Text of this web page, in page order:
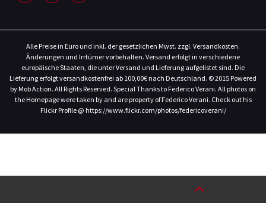
Alle Preise in Euro und inkl. der gesetzlichen Mwst. zzgl. Versandkosten.
Änderungen und Irrtümer vorbehalten. Versand erfolgt in verschiedene
europäische Staaten, die unter Versand und Lieferung aufgelistet sind. Die
Lieferung erfolgt versandkostenfrei ab 100,00€ nach Deutschland. © 2015 Powered
by Mob Action. All Rights Reserved. Special Thanks to Federico Verani. All photos on
the Homepage were taken by and are property of Federico Verani. Check out his
Flickr Profile @ https://www.flickr.com/photos/federicoverani/